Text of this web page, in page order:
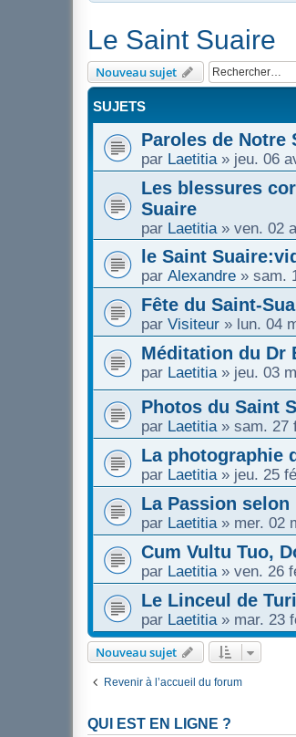
Le Saint Suaire
Nouveau sujet
SUJETS
Paroles de Notre
par Laetitia » jeu. 06
Les blessures
Suaire
par Laetitia » ven. 02
le Saint
par Alexandre » sam.
Fête du Saint-
par Visiteur » lun. 04
Méditation du Dr
par Laetitia » jeu. 03
Photos du Saint
par Laetitia » sam. 27
La photographie
par Laetitia » jeu. 25
La Passion
par Laetitia » mer. 02
Cum Vultu Tuo,
par Laetitia » ven. 26
Le Linceul de
par Laetitia » mar. 23
Nouveau sujet
Revenir à l’accueil du forum
QUI EST EN LIGNE ?